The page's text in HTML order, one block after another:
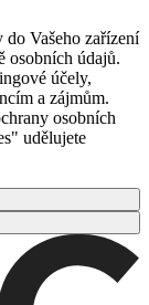
do Vašeho zařízení
osobních údajů.
účely,
a zájmům.
osobních
udělujete